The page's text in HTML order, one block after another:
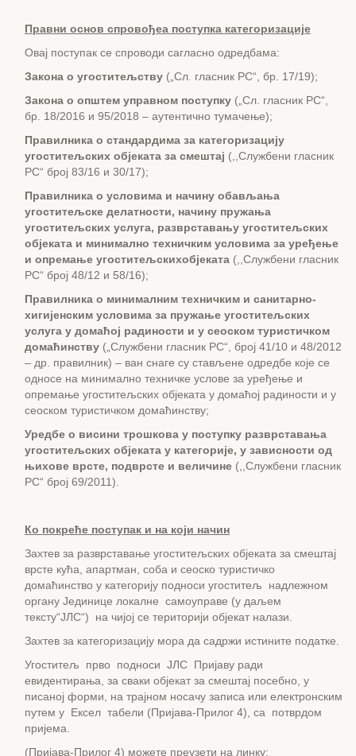
Правни основ спровођеа поступка категоризације
Овај поступак се спроводи сагласно одредбама:
Закона о угоститељству („Сл. гласник РС“, бр. 17/19);
Закона о општем управном поступку („Сл. гласник РС“,
бр. 18/2016 и 95/2018 – аутентично тумачење);
Правилника о стандардима за категоризацију
угоститељских објеката за смештај (,,Службени гласник
РС“ број 83/16 и 30/17);
Правилника о условима и начину обављања
угоститељскe делатности, начину пружања
угоститељских услуга, разврставању угоститељских
објеката и минимално техничким условима за уређење
и опремање угоститељскихобјеката (,,Службени гласник
РС“ број 48/12 и 58/16);
Правилника о минималним техничким и санитарно-
хигијенским условима за пружање угоститељских
услуга у домаћој радиности и у сеоском туристичком
домаћинству („Службени гласник РС“, број 41/10 и 48/2012
– др. правилник) – ван снаге су стављене одредбе које се
односе на минимално техничке услове за уређење и
опремање угоститељских објеката у домаћој радиности и у
сеоском туристичком домаћинству;
Уредбе о висини трошкова у поступку разврставања
угоститељских објеката у категорије, у зависности од
њихове врсте, подврсте и величине (,,Службени гласник
РС“ број 69/2011).
Ко покреће поступак и на који начин
Захтев за разврставање угоститељских објеката за смештај
врсте кућа, апартман, соба и сеоско туристичко
домаћинство у категорију подноси угоститељ надлежном
органу Јединице локалне самоуправе (у даљем
тексту“ЈЛС“) на чијој се територији објекат налази.
Захтев за категоризацију мора да садржи истините податке.
Угоститељ прво подноси ЈЛС Пријаву ради
евидентирања, за сваки објекат за смештај посебно, у
писаној форми, на трајном носачу записа или електронским
путем у Ексел табели (Пријава-Прилог 4), са потврдом
пријема.
(Пријава-Прилог 4) можете преузети на линку: